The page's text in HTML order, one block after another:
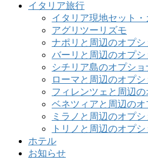
イタリア旅行
イタリア現地セット
アグリツーリズモ
ナポリと周辺のオプシ
バーリと周辺のオプシ
シチリア島のオプショ
ローマと周辺のオプ
フィレンツェと周辺
ベネツィアと周辺の
ミラノと周辺のオプ
トリノと周辺のオプ
ホテル
お知らせ